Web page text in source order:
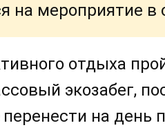
на мероприятие в
отдыха
экозабег,
на день